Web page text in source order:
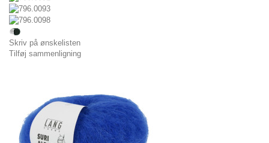
Skriv på ønskelisten
Tilføj sammenligning